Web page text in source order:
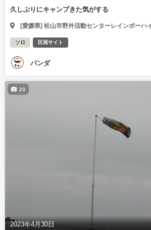
久しぶりにキャンプきた気がする
[愛媛県] 松山市野外活動センターレインボーハ
ソロ 区画サイト
パンダ
2023年4月30日
23